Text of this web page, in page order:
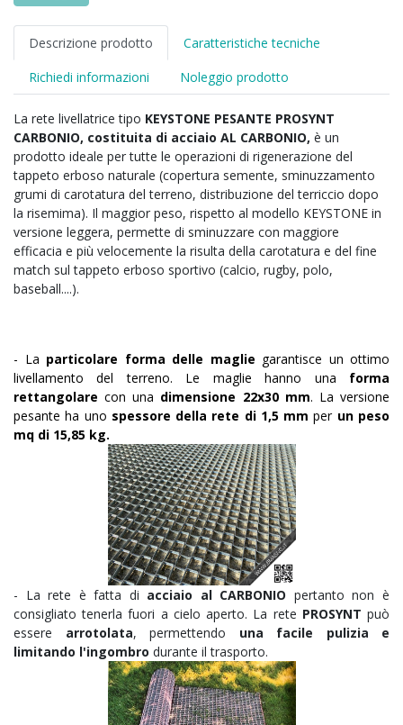
Descrizione prodotto
Caratteristiche tecniche
Richiedi informazioni
Noleggio prodotto
La rete livellatrice tipo KEYSTONE PESANTE PROSYNT
CARBONIO, costituita di acciaio AL CARBONIO, è un
prodotto ideale per tutte le operazioni di rigenerazione del
tappeto erboso naturale (copertura semente, sminuzzamento
grumi di carotatura del terreno, distribuzione del terriccio dopo
la risemima). Il maggior peso, rispetto al modello KEYSTONE in
versione leggera, permette di sminuzzare con maggiore
efficacia e più velocemente la risulta della carotatura e del fine
match sul tappeto erboso sportivo (calcio, rugby, polo,
baseball....).
- La particolare forma delle maglie garantisce un ottimo
livellamento del terreno. Le maglie hanno una forma
rettangolarecon una dimensione 22x30 mm. La versione
pesante ha uno spessore della rete di 1,5 mm per un peso
mq di 15,85 kg.
- La rete è fatta di acciaio al CARBONIO pertanto non è
consigliato tenerla fuori a cielo aperto. La rete PROSYNTpuò
essere arrotolata, permettendo una facile pulizia e
limitando l'ingombro durante il trasporto.